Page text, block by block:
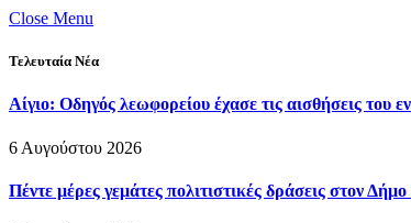
Close Menu
Τελευταία Νέα
Αίγιο: Οδηγός λεωφορείου έχασε τις αισθήσεις του
6 Αυγούστου 2026
Πέντε μέρες γεμάτες πολιτιστικές δράσεις στον